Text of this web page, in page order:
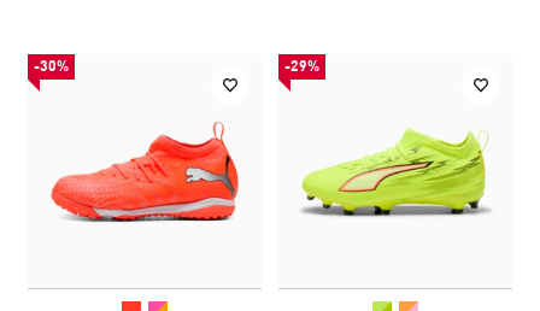
-30% -29%